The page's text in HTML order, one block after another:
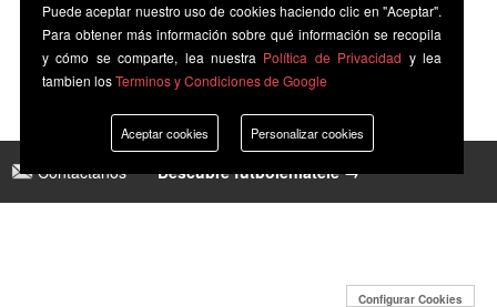
Contáctanos|Descubre futbolenlatele →
Configurar Cookies
Puede aceptar nuestro uso de cookies haciendo clic en "Aceptar".
Para obtener más información sobre qué información se recopila
y cómo se comparte, lea nuestra Política de Privacidad y lea
tambien losTerminos y Condiciones de Google
Aceptar cookies Personalizar cookies